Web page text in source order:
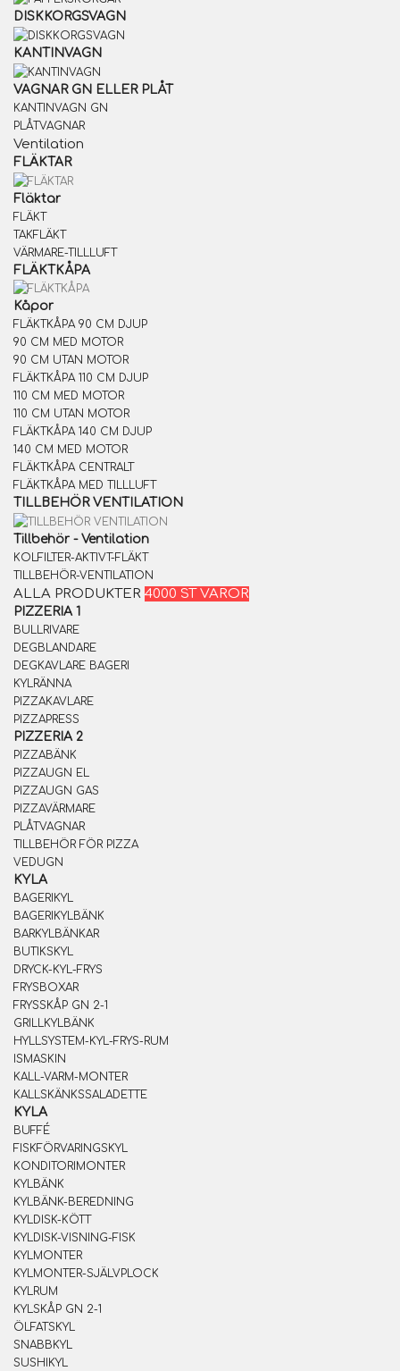
DISKKORGSVAGN
KANTINVAGN
VAGNAR GN ELLER PLÅT
KANTINVAGN GN
PLÅTVAGNAR
Ventilation
FLÄKTAR
Fläktar
FLÄKT
TAKFLÄKT
VÄRMARE-TILLLUFT
FLÄKTKÅPA
Kåpor
FLÄKTKÅPA 90 CM DJUP
90 CM MED MOTOR
90 CM UTAN MOTOR
FLÄKTKÅPA 110 CM DJUP
110 CM MED MOTOR
110 CM UTAN MOTOR
FLÄKTKÅPA 140 CM DJUP
140 CM MED MOTOR
FLÄKTKÅPA CENTRALT
FLÄKTKÅPA MED TILLLUFT
TILLBEHÖR VENTILATION
Tillbehör - Ventilation
KOLFILTER-AKTIVT-FLÄKT
TILLBEHÖR-VENTILATION
ALLA PRODUKTER 4000 ST VAROR
PIZZERIA 1
BULLRIVARE
DEGBLANDARE
DEGKAVLARE BAGERI
KYLRÄNNA
PIZZAKAVLARE
PIZZAPRESS
PIZZERIA 2
PIZZABÄNK
PIZZAUGN EL
PIZZAUGN GAS
PIZZAVÄRMARE
PLÅTVAGNAR
TILLBEHÖR FÖR PIZZA
VEDUGN
KYLA
BAGERIKYL
BAGERIKYLBÄNK
BARKYLBÄNKAR
BUTIKSKYL
DRYCK-KYL-FRYS
FRYSBOXAR
FRYSSKÅP GN 2-1
GRILLKYLBÄNK
HYLLSYSTEM-KYL-FRYS-RUM
ISMASKIN
KALL-VARM-MONTER
KALLSKÄNKSSALADETTE
KYLA
BUFFÉ
FISKFÖRVARINGSKYL
KONDITORIMONTER
KYLBÄNK
KYLBÄNK-BEREDNING
KYLDISK-KÖTT
KYLDISK-VISNING-FISK
KYLMONTER
KYLMONTER-SJÄLVPLOCK
KYLRUM
KYLSKÅP GN 2-1
ÖLFATSKYL
SNABBKYL
SUSHIKYL